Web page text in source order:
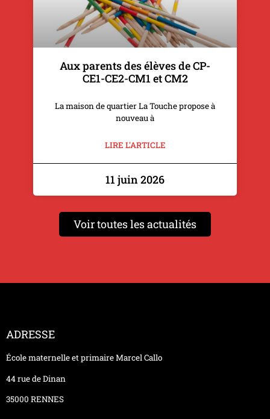
Aux parents des élèves de CP-
CE1-CE2-CM1 et CM2
La maison de quartier La Touche propose à
nouveau à
LIRE L'ARTICLE
11 juin 2026
Voir toutes les actualités
ADRESSE
École maternelle et primaire Marcel Callo
44 rue de Dinan
35000 RENNES